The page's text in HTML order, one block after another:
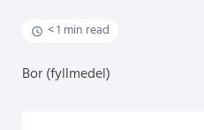
< 1 min read
Bor (fyllmedel)